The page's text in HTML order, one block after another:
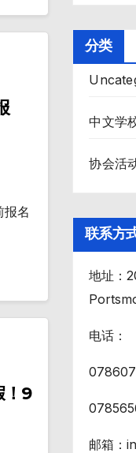
名
！9
分类
中文学
协会活
联系方
地址：
电话：
邮箱：